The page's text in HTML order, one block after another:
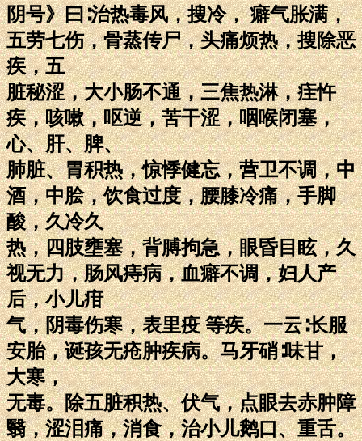
阴号》曰∶治热毒风，搜冷， 癖气胀满，
五劳七伤，骨蒸传尸，头痛烦热，搜除恶
疾，五
脏秘涩，大小肠不通，三焦热淋，疰忤
疾，咳嗽，呕逆，苦干涩，咽喉闭塞，
心、肝、脾、
肺脏、胃积热，惊悸健忘，营卫不调，中
酒，中脍，饮食过度，腰膝冷痛，手脚
酸，久冷久
热，四肢壅塞，背膊拘急，眼昏目眩，久
视无力，肠风痔病，血癖不调，妇人产
后，小儿疳
气，阴毒伤寒，表里疫 等疾。一云∶长服
安胎，诞孩无疮肿疾病。马牙硝∶味甘，
大寒，
无毒。除五脏积热、伏气，点眼去赤肿障
翳，涩泪痛，消食，治小儿鹅口、重舌。